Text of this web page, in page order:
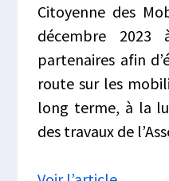
Citoyenne des
décembre
partenaires afin
route sur les
long terme, à la
des travaux de